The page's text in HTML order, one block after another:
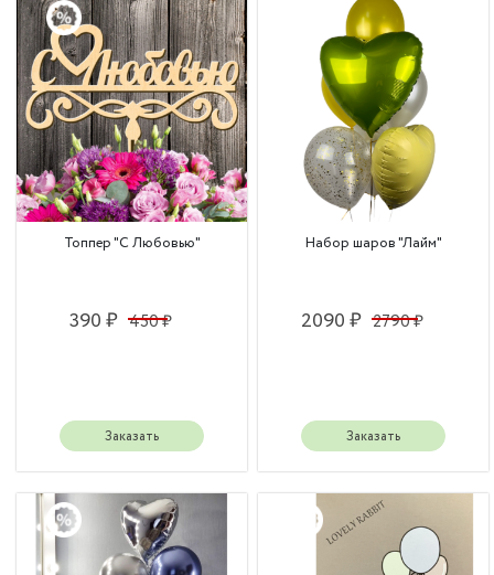
Топпер "С Любовью"
390 ₽ 450 ₽
Заказать
Набор шаров "Лайм"
2090 ₽ 2790 ₽
Заказать